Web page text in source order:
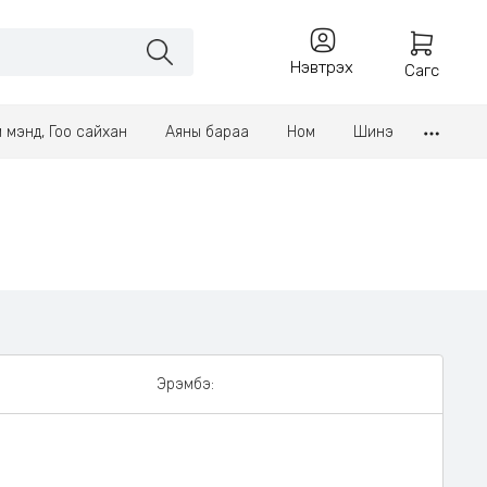
Нэвтрэх Сагс
мэнд, Гоо сайхан Аяны бараа Ном Шинэ
Эрэмбэ: